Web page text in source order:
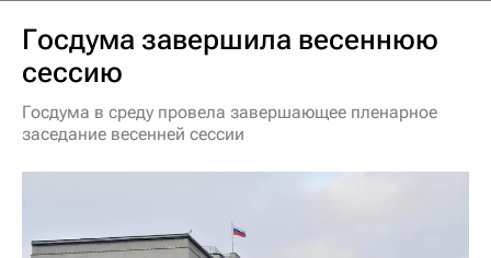
Госдума завершила весеннюю
сессию
Госдума в среду провела завершающее пленарное
заседание весенней сессии